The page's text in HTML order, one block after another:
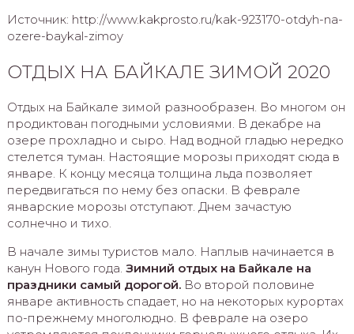
Источник: http://www.kakprosto.ru/kak-923170-otdyh-na-
ozere-baykal-zimoy
ОТДЫХ НА БАЙКАЛЕ ЗИМОЙ 2020
Отдых на Байкале зимой разнообразен. Во многом он
продиктован погодными условиями. В декабре на
озере прохладно и сыро. Над водной гладью нередко
стелется туман. Настоящие морозы приходят сюда в
январе. К концу месяца толщина льда позволяет
передвигаться по нему без опаски. В феврале
январские морозы отступают. Днем зачастую
солнечно и тихо.
В начале зимы туристов мало. Наплыв начинается в
канун Нового года. Зимний отдых на Байкале на
праздники самый дорогой.Во второй половине
январе активность спадает, но на некоторых курортах
по-прежнему многолюдно. В феврале на озеро